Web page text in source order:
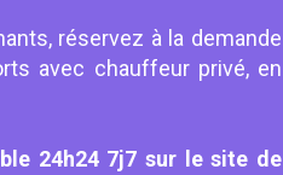
réservez à la demande
avec chauffeur privé, en
24h24 7j7 sur le site de